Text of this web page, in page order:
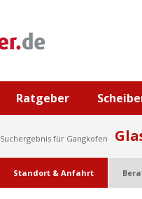
Ratgeber
Suchergebnis für Gangkofen
Standort & Anfahrt